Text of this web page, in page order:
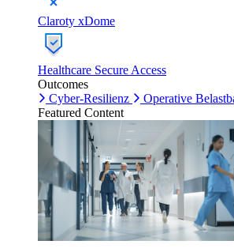
Claroty xDome
Healthcare Secure Access
Outcomes
Cyber-Resilienz
Operative
Featured Content